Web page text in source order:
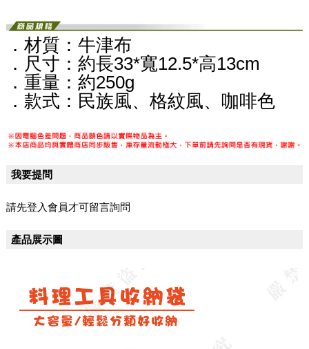
．材質：牛津布
．尺寸：約長33*寬12.5*高13cm
．重量：約250g
．款式：民族風、格紋風、咖啡色
我要提問
請先登入會員才可留言詢問
產品展示圖